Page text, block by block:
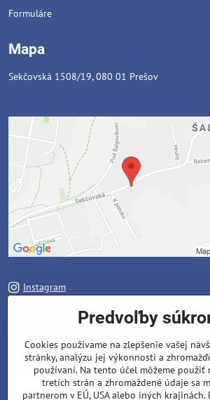
Formuláre
Mapa
Sekčovská 1508/19, 080 01 Prešov
Instagram
Váš telefón*
Predvoľby
Cookies používame na zlepšenie vašej
stránky, analýzu jej výkonnosti a
používaní. Na tento účel môžeme použiť
tretích strán a zhromaždené údaje sa
partnerom v EÚ, USA alebo iných